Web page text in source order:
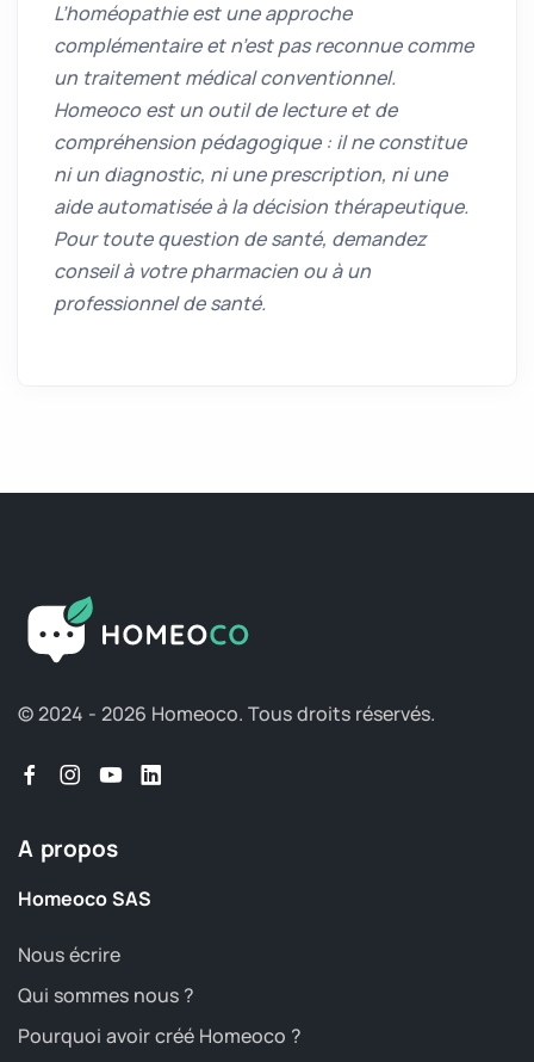
L’homéopathie est une approche
complémentaire et n’est pas reconnue comme
un traitement médical conventionnel.
Homeoco est un outil de lecture et de
compréhension pédagogique : il ne constitue
ni un diagnostic, ni une prescription, ni une
aide automatisée à la décision thérapeutique.
Pour toute question de santé, demandez
conseil à votre pharmacien ou à un
professionnel de santé.
© 2024 - 2026 Homeoco. Tous droits réservés.
A propos
Homeoco SAS
Nous écrire
Qui sommes nous ?
Pourquoi avoir créé Homeoco ?